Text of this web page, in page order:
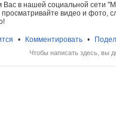
Вас в нашей социальной сети
видео и фото,
• Комментировать •
Чтобы написать здесь, вы